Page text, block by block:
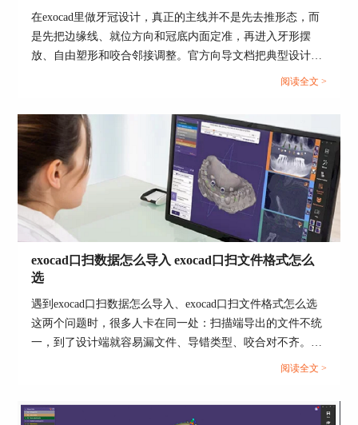
因子。也就是说，只要这里不是默认值，导出的
STL尺寸就可能被有意放大或缩小，所以尺寸异常
时第一步就该先查这里。
带额外结构或不同可见状态的对象，后面看起来也
会像“尺寸不对”。因为exocad的【Export scene to
mesh】导出逻辑本来就是按当前可见对象输出，所
以尺寸检查前先确认你拿去测量的STL是不是当前
真正应该导出的那一件。
3、导入到后端软件后先核单位解释
STL后续进入CAD、CAM或切片软件时，单位解释
不一致很容易出现10倍或厘米与毫米之间的偏差。
Autodesk官方支持条目就明确给出过两类典型现
象，一类是导入STL后模型会大10倍，解决方法是
导入时定义正确单位；另一类是导出的STL在后续
软件里会显示为cm而不是mm。遇到这种情况，先
改接收端导入单位，比回头重做模型更直接。
如果scale没开、单位也对，但尺寸还是不对，那就
在exocad里做牙冠设计，真正的主线并不是先去推形态，而
是先把边缘线、就位方向和冠底内面定准，再进入牙形摆
放、自由塑形和咬合邻接调整。官方向导文档把典型设计流
程列成了一条连续链路，依次包括边缘线检测与编辑、就位
接调整，以及最终保存修复体。...
阅读全文 >
exocad口扫数据怎么导入 exocad口扫文件格式怎么
选
遇到exocad口扫数据怎么导入、exocad口扫文件格式怎么选
这两个问题时，很多人卡在同一处：扫描端导出的文件不统
一，到了设计端就容易漏文件、导错类型、咬合对不齐。把
导入路径理顺，再把文件格式按用途选对，后面建模和设计
阅读全文 >